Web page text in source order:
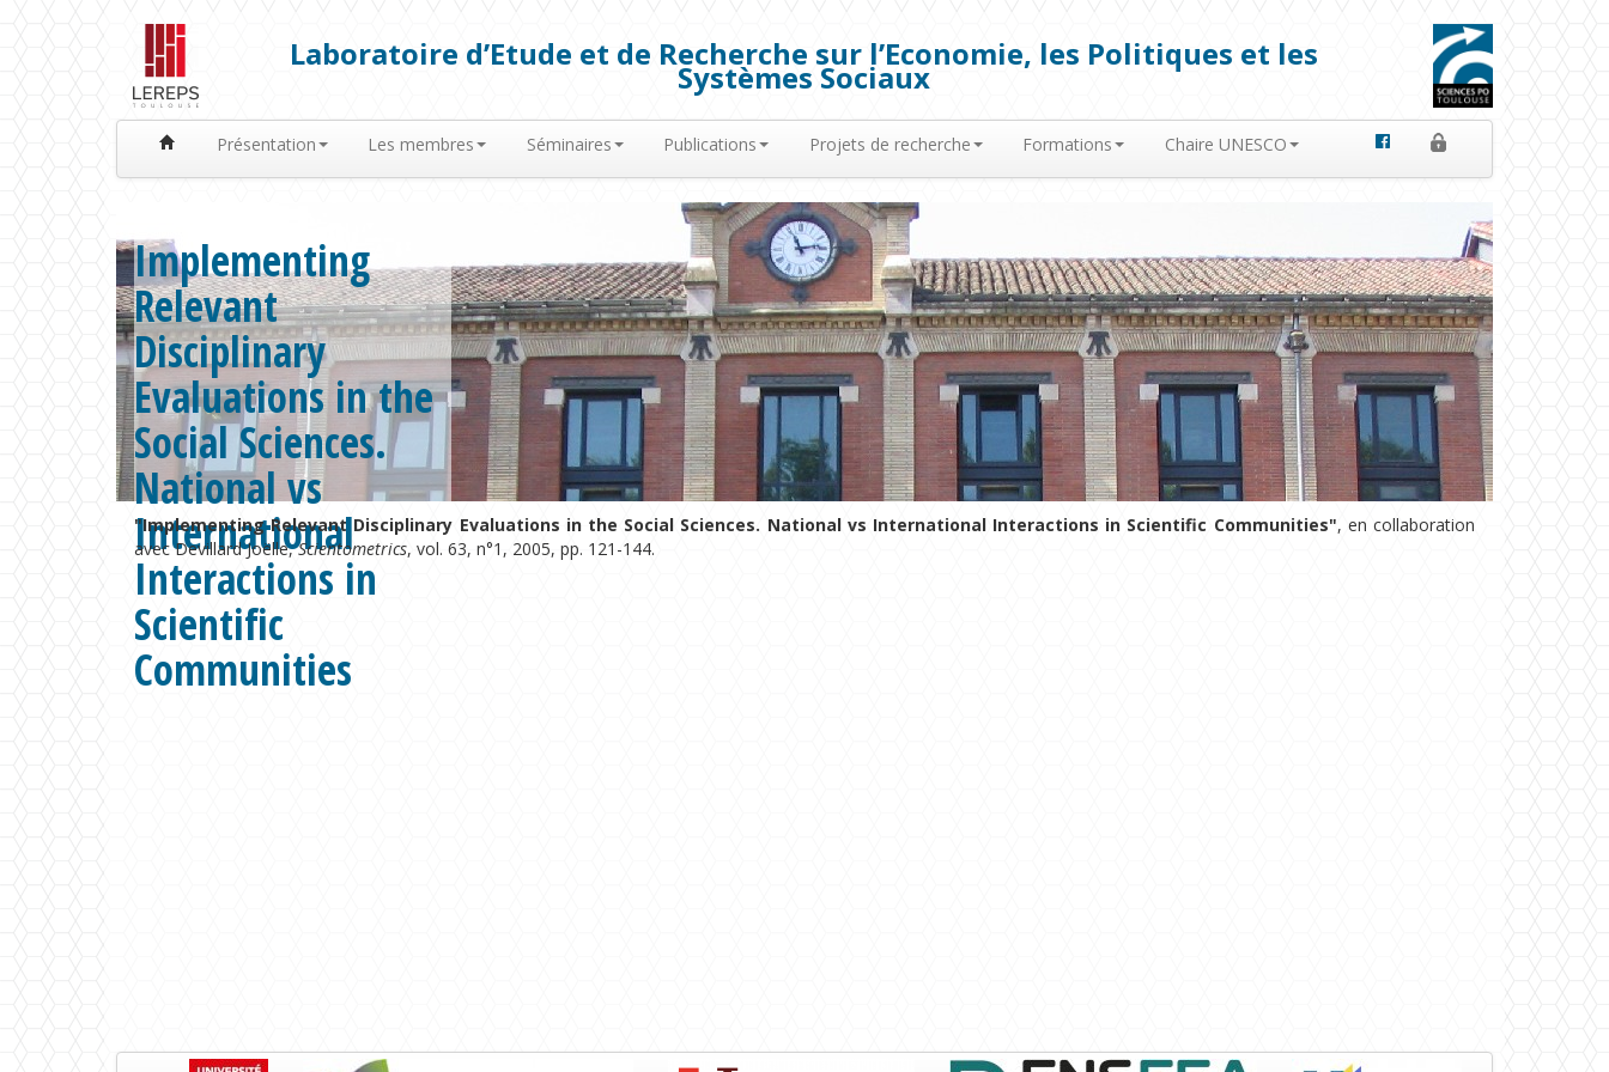
Laboratoire d’Etude et de Recherche sur l’Economie, les Politiques et les
Systèmes Sociaux
Présentation Les membres Séminaires Publications Projets de recherche Formations Chaire UNESCO
Implementing
Relevant
Disciplinary
Evaluations in the
Social Sciences.
National vs
International
Interactions in
Scientific
Communities
"Implementing Relevant Disciplinary Evaluations in the Social Sciences. National vs International Interactions in Scientific Communities", en collaboration
avec Devillard Joëlle,Scientometrics, vol. 63, n°1, 2005, pp. 121-144.